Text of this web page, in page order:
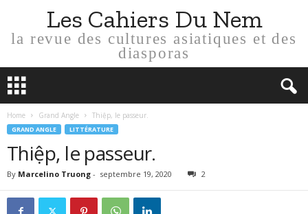
Les Cahiers Du Nem
la revue des cultures asiatiques et des
diasporas
Home Grand Angle Thiệp, le passeur.
GRAND ANGLE LITTÉRATURE
Thiệp, le passeur.
By Marcelino Truong - septembre 19, 2020 2